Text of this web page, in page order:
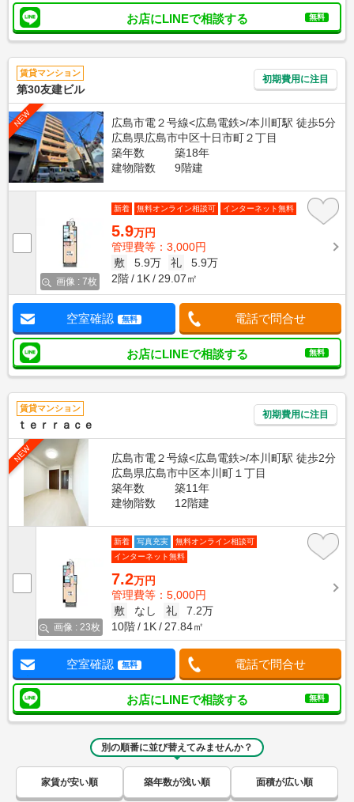
お店にLINEで相談する 無料
賃貸マンション
第30友建ビル
初期費用に注目
NEW
広島市電２号線<広島電鉄>/本川町駅 徒歩5分
広島県広島市中区十日市町２丁目
築年数
築18年
建物階数
9階建
画像 : 7枚
新着 無料オンライン相談可 インターネット無料
5.9万円
管理費等：3,000円
敷
5.9万 礼
5.9万
2階
1K 29.07㎡
空室確認 無料 電話で問合せ
お店にLINEで相談する 無料
賃貸マンション
ｔｅｒｒａｃｅ
初期費用に注目
NEW
広島市電２号線<広島電鉄>/本川町駅 徒歩2分
広島県広島市中区本川町１丁目
築年数
築11年
建物階数
12階建
画像 : 23枚
新着 写真充実
無料オンライン相談可
インターネット無料
7.2万円
管理費等：5,000円
敷
なし 礼
7.2万
10階
1K 27.84㎡
空室確認 無料 電話で問合せ
お店にLINEで相談する 無料
別の順番に並び替えてみませんか？
家賃が安い順 築年数が浅い順 面積が広い順